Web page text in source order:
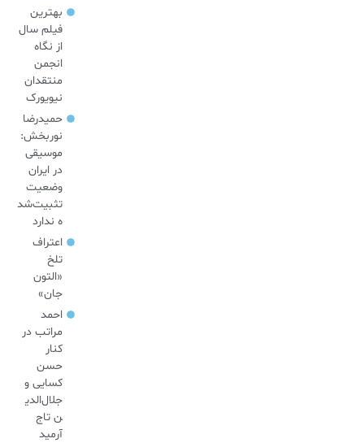
بهترین
فیلم سال
از نگاه
انجمن
منتقدان
نیویورک
حمیدرضا
نوربخش:
موسیقی
در ایران
وضعیت
تثبیت‌شد
ه ندارد
اعتراف
تلخ
«التون
جان»
احمد
مراتب در
کنار
حسن
کسایی و
جلال‌الدی
ن تاج
آرمید